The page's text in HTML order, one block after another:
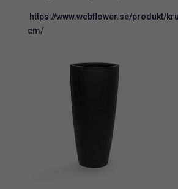
https://www.webflower.se/produkt/
cm/